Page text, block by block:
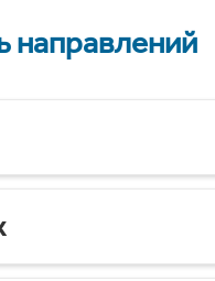
направлений